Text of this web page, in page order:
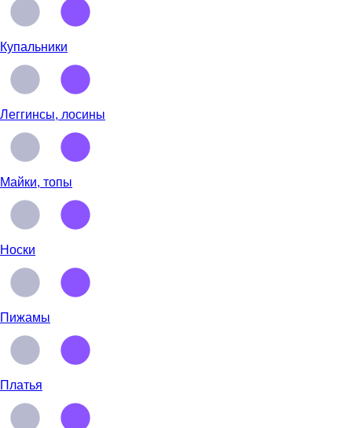
Купальники
Леггинсы, лосины
Майки, топы
Носки
Пижамы
Платья